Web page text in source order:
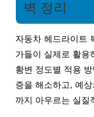
벽 정리
자동차 헤드라이트
가들이 실제로 활용
황변 정도별 적용
증을 해소하고, 예
까지 아우르는 실질